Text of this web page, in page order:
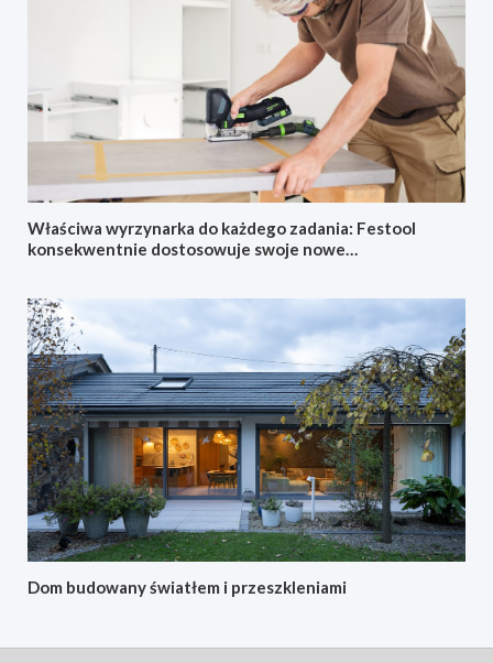
Właściwa wyrzynarka do każdego zadania: Festool
konsekwentnie dostosowuje swoje nowe
Dom budowany światłem i przeszkleniami